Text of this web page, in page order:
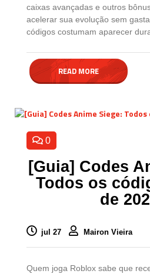
caixas avançadas e outros
acelerar sua evolução sem
códigos costumam aparecer
READ MORE
0
[Guia] Codes
Todos os
de
jul 27 Mairon Vieira
Quem joga Roblox sabe que